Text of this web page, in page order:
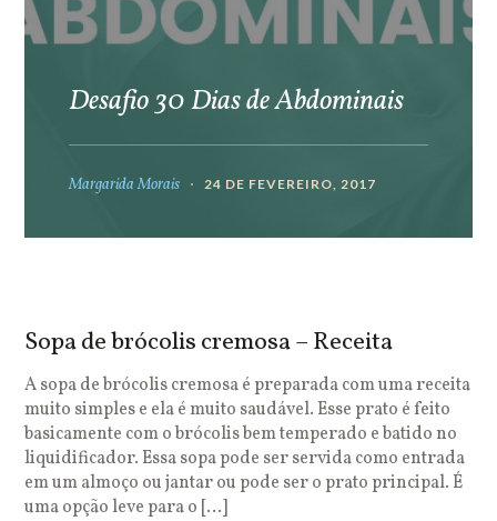
Desafio 30 Dias de Abdominais
Margarida Morais 24 DE FEVEREIRO, 2017
Sopa de brócolis cremosa – Receita
A sopa de brócolis cremosa é preparada com uma receita
muito simples e ela é muito saudável. Esse prato é feito
basicamente com o brócolis bem temperado e batido no
liquidificador. Essa sopa pode ser servida como entrada
em um almoço ou jantar ou pode ser o prato principal. É
uma opção leve para o […]